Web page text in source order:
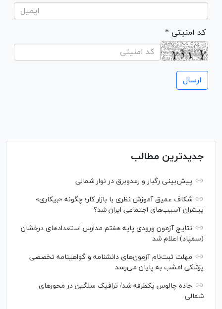
* کد امنیتی
جدیدترین مطالب
پیش‌بینی رگبار و رعدوبرق در نوار شمالی
شکاف عمیق آموزش نظری با بازار کار؛ چگونه «بیکاری»
پیشران آسیب‌های اجتماعی ایران شد؟
نتایج آزمون ورودی پایه هفتم مدارس استعدادهای درخشان
(سمپاد) اعلام شد
مهلت ثبت‌نام آزمون‌های دانشنامه و گواهینامه تخصصی
پزشکی امشب به پایان می‌رسد
جاده چالوس یکطرفه شد/ ترافیک سنگین در محورهای
شمالی